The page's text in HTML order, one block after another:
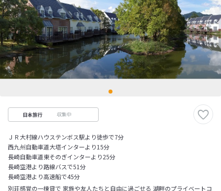
日本旅行 収集中
ＪＲ大村線ハウステンボス駅より徒歩で7分
西九州自動車道大塔インターより15分
長崎自動車道東そのぎインターより25分
長崎空港より路線バスで51分
長崎空港より高速船で45分
別荘感覚の一棟貸で 家族や友人たちと自由に過ごせる 湖畔のプライベートコ